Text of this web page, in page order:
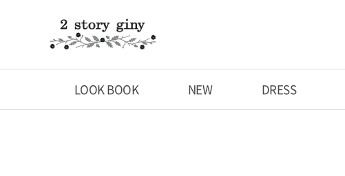
LOOK BOOK NEW DRESS